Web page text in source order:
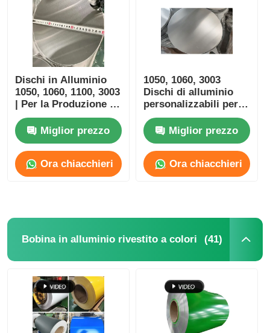
Dischi in Alluminio
1050, 1060, 1100, 3003
| Per la Produzione di
Lattine, Vassoi,
Ciotole e Bottiglie in
Alluminio
Miglior prezzo
Ora chiacchieri
1050, 1060, 3003
Dischi di alluminio
personalizzabili per
dissipatori di calore a
LED, substrati
riflettenti e gestione
termica.
Miglior prezzo
Ora chiacchieri
Bobina in alluminio rivestito a colori (41)